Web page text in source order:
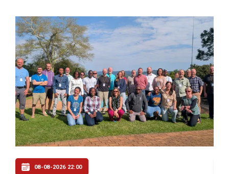
08-08-2026 20:30